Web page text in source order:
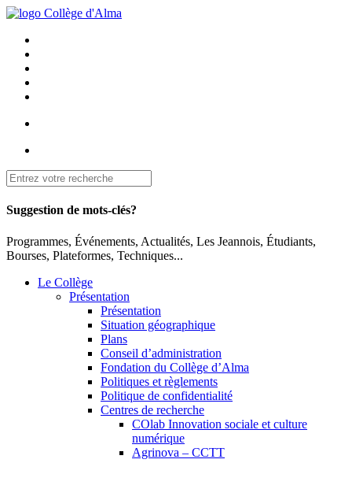
Suggestion de mots-clés?
Programmes, Événements, Actualités, Les Jeannois, Étudiants,
Bourses, Plateformes, Techniques...
Le Collège
Présentation
Présentation
Situation géographique
Plans
Conseil d’administration
Fondation du Collège d’Alma
Politiques et règlements
Politique de confidentialité
Centres de recherche
COlab Innovation sociale et culture
numérique
Agrinova – CCTT